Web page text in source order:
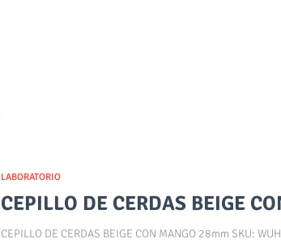
LABORATORIO
CEPILLO DE CERDAS BEIGE
CEPILLO DE CERDAS BEIGE CON MANGO 28mm SKU: